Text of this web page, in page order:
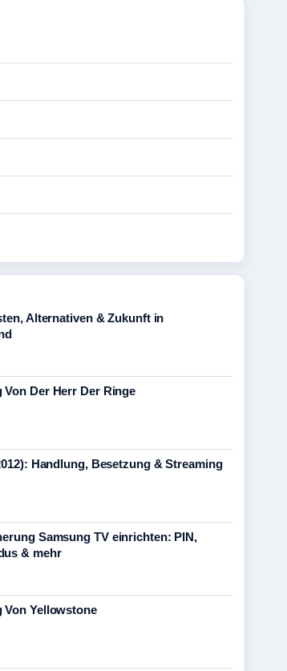
Alternativen & Zukunft in
Von Der Herr Der Ringe
Handlung, Besetzung & Streaming
Samsung TV einrichten: PIN,
& mehr
Von Yellowstone